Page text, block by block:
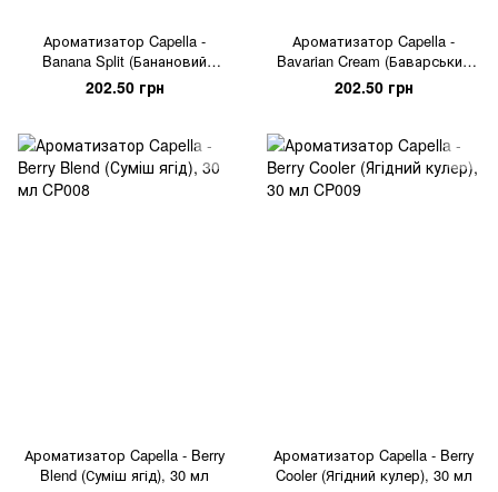
Ароматизатор Capella -
Banana Split (Банановий
Десерт), 30 мл
202.50 грн
Ароматизатор Capella -
Bavarian Cream (Баварський
Крем), 30 мл
202.50 грн
Ароматизатор Capella - Berry
Blend (Суміш ягід), 30 мл
Ароматизатор Capella - Berry
Cooler (Ягідний кулер), 30 мл